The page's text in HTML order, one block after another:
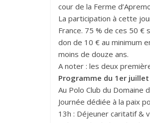
cour de la Ferme
La participation à cette
France. 75 % de ces 50
don de 10 € au minimum
moins de douze ans.
A noter : les deux
Programme du 1er juillet
Au Polo Club du Domaine
Journée dédiée à la paix
13h : Déjeuner caritatif &